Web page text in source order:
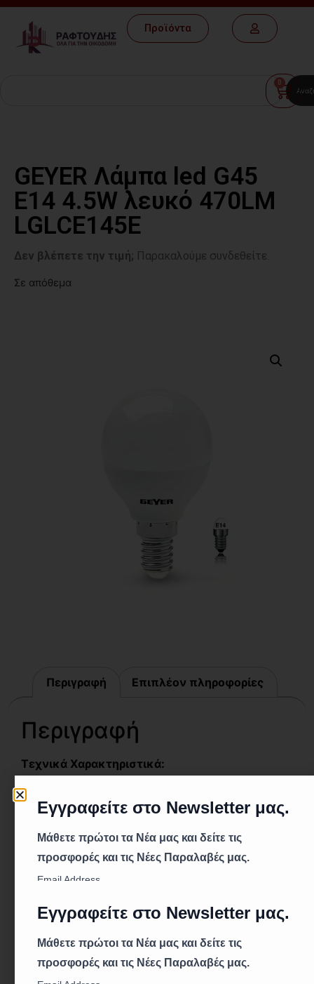
Προϊόντα
0
GEYER Λάμπα led G45
E14 4.5W λευκό 470LM
LGLCE145E
Δεν βλέπετε την τιμή; Παρακαλούμε συνδεθείτε.
Σε απόθεμα
Περιγραφή Επιπλέον πληροφορίες
Περιγραφή
Τεχνικά Χαρακτηριστικά:
Κατανάλωση: 5W
Φωτεινή Ροή: 470LM
Βάση: E14
Χρωματική Θερμοκρασία: 4000K
Τάση: 180-260VAC
Ενεργειακή Κλάση: A+
CRI/RA: ≥ 80
Γωνία Δέσμης: 190˚
Περιγραφή: